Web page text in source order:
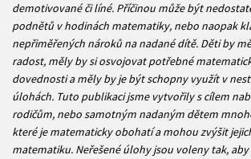
demotivované či líné. Příčinou může být
podnětů v hodinách matematiky, nebo naopak
nepřiměřených nároků na nadané dítě. Děti by
radost, měly by si osvojovat potřebné
dovednosti a měly by je být schopny využít v
úlohách. Tuto publikaci jsme vytvořily s cílem
rodičům, nebo samotným nadaným dětem
které je matematicky obohatí a mohou zvýšit
matematiku. Neřešené úlohy jsou voleny tak,